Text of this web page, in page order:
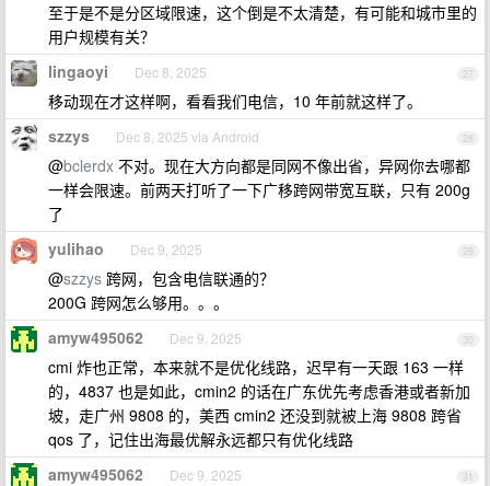
至于是不是分区域限速，这个倒是不太清楚，有可能和城市里的
用户规模有关？
27
lingaoyi Dec 8, 2025
移动现在才这样啊，看看我们电信，10 年前就这样了。
28
szzys Dec 8, 2025 via Android
@bclerdx 不对。现在大方向都是同网不像出省，异网你去哪都
一样会限速。前两天打听了一下广移跨网带宽互联，只有 200g
了
29
yulihao Dec 9, 2025
@szzys 跨网，包含电信联通的？
200G 跨网怎么够用。。。
30
amyw495062 Dec 9, 2025
cmi 炸也正常，本来就不是优化线路，迟早有一天跟 163 一样
的，4837 也是如此，cmin2 的话在广东优先考虑香港或者新加
坡，走广州 9808 的，美西 cmin2 还没到就被上海 9808 跨省
qos 了，记住出海最优解永远都只有优化线路
31
amyw495062 Dec 9, 2025